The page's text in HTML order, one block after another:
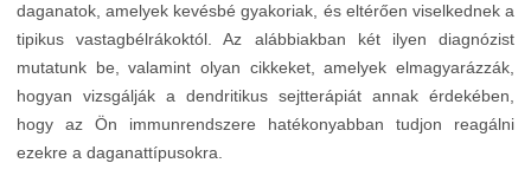
daganatok, amelyek kevésbé gyakoriak, és eltérően viselkednek a
tipikus vastagbélrákoktól. Az alábbiakban két ilyen diagnózist
mutatunk be, valamint olyan cikkeket, amelyek elmagyarázzák,
hogyan vizsgálják a dendritikus sejtterápiát annak érdekében,
hogy az Ön immunrendszere hatékonyabban tudjon reagálni
ezekre a daganattípusokra.